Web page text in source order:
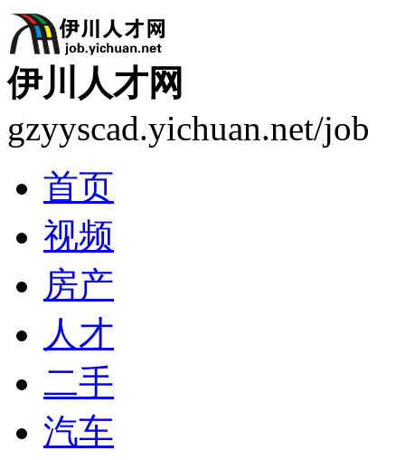
伊川人才网
gzyyscad.yichuan.net/job
首页
视频
房产
人才
二手
汽车